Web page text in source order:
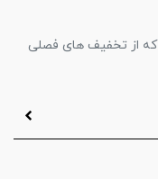
که از تخفیف های فصلی